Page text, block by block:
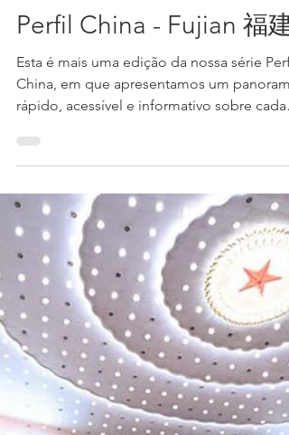
1 de abr. de 2025 3 min de leitura
Perfil China - Fujian 福建
Esta é mais uma edição da nossa série Perfil
China, em que apresentamos um panorama
rápido, acessível e informativo sobre cada
província...